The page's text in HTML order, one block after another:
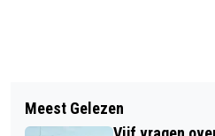
DODE HAAI
NOORD-HOLLANDSE
TATA STEEL MAAKT
Meest Gelezen